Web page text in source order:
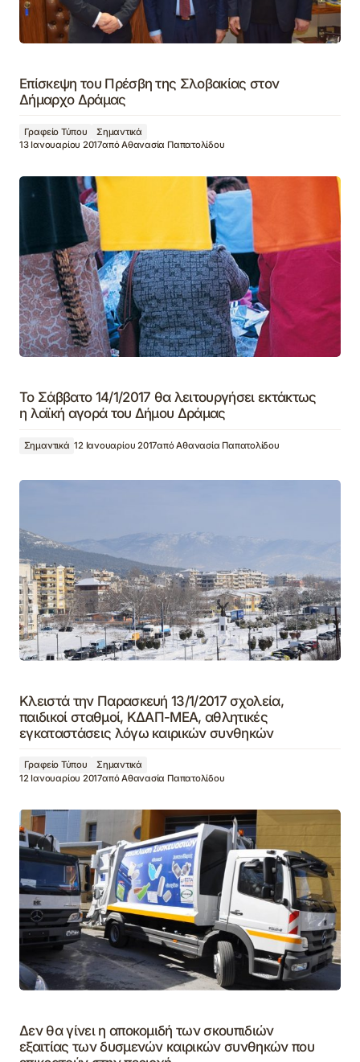
Επίσκεψη του Πρέσβη της Σλοβακίας στον
Δήμαρχο Δράμας
Γραφείο Τύπου
Σημαντικά
13 Ιανουαρίου 2017απόΑθανασία Παπατολίδου
To Σάββατο 14/1/2017 θα λειτουργήσει εκτάκτως
η λαϊκή αγορά του Δήμου Δράμας
Σημαντικά 12 Ιανουαρίου 2017απόΑθανασία Παπατολίδου
Κλειστά την Παρασκευή 13/1/2017 σχολεία,
παιδικοί σταθμοί, ΚΔΑΠ-ΜΕΑ, αθλητικές
εγκαταστάσεις λόγω καιρικών συνθηκών
Γραφείο Τύπου
Σημαντικά
12 Ιανουαρίου 2017απόΑθανασία Παπατολίδου
Δεν θα γίνει η αποκομιδή των σκουπιδιών
εξαιτίας των δυσμενών καιρικών συνθηκών που